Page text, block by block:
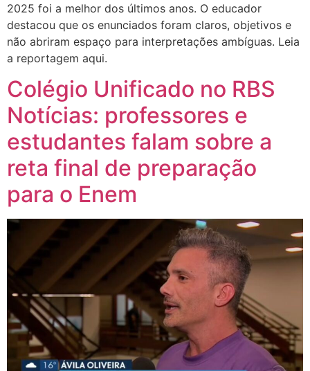
2025 foi a melhor dos últimos anos. O educador
destacou que os enunciados foram claros, objetivos e
não abriram espaço para interpretações ambíguas. Leia
a reportagem aqui.
Colégio Unificado no RBS
Notícias: professores e
estudantes falam sobre a
reta final de preparação
para o Enem